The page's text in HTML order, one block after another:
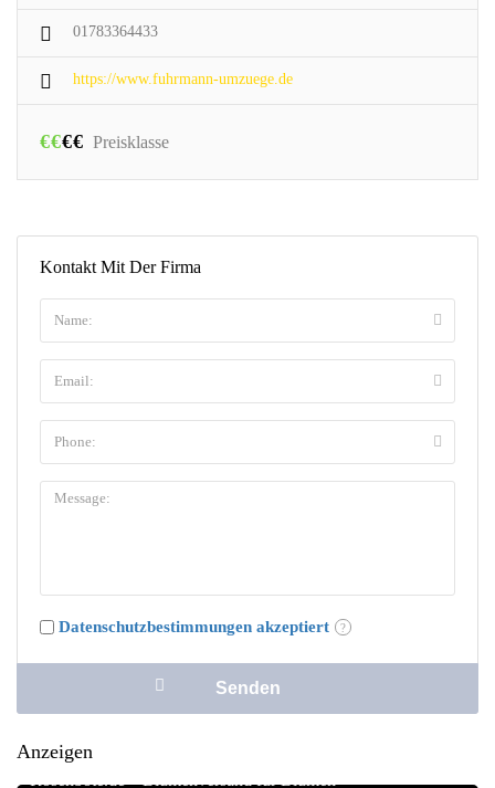
01783364433
https://www.fuhrmann-umzuege.de
€€€€ Preisklasse
Kontakt Mit Der Firma
Datenschutzbestimmungen akzeptiert
Anzeigen
Blumengeschäfte